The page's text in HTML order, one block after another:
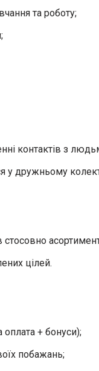
та роботу;
контактів з
у дружньому
цілей.
оплата + бонуси);
побажань;